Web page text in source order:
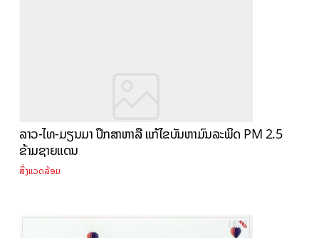
ລາວ-ໄທ-ມຽນມາ ປຶກສາຫາລື ແກ້ໄຂບັນຫາມົນລະພິດ PM 2.5
ຂ້າມຊາຍແດນ
ສິ່ງແວດລ້ອມ